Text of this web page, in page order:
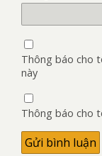
Thông báo cho
này
Thông báo cho